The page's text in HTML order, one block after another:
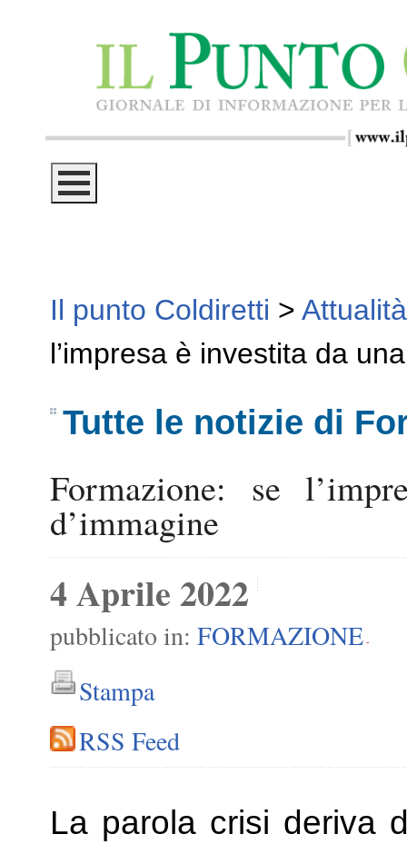
Il punto Coldiretti > Attualità
l’impresa è investita da
Tutte le notizie di
Formazione: se
d’immagine
4 Aprile 2022
pubblicato in: FORMAZIONE -
Stampa
RSS Feed
La parola crisi deriva